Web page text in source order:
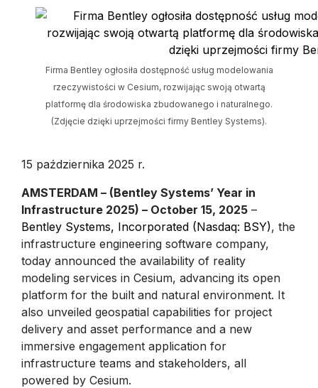
Firma Bentley ogłosiła dostępność usług modelowania
rzeczywistości w Cesium, rozwijając swoją otwartą
platformę dla środowiska zbudowanego i naturalnego.
(Zdjęcie dzięki uprzejmości firmy Bentley Systems).
15 października 2025 r.
AMSTERDAM – (Bentley Systems’ Year in
Infrastructure 2025) – October 15, 2025 –
Bentley Systems, Incorporated (Nasdaq: BSY), the
infrastructure engineering software company,
today announced the availability of reality
modeling services in Cesium, advancing its open
platform for the built and natural environment. It
also unveiled geospatial capabilities for project
delivery and asset performance and a new
immersive engagement application for
infrastructure teams and stakeholders, all
powered by Cesium.